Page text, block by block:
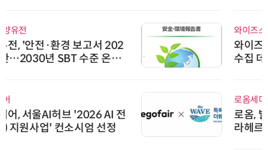
와이즈스톤
와이즈스톤, 에이데이타 'SCV 기반
수집 데이터'에 DQ인증 최고 등급
로옴, 발진 출력 4배 높인 2세대 테
라헤르츠파 발진 디바이스 개발